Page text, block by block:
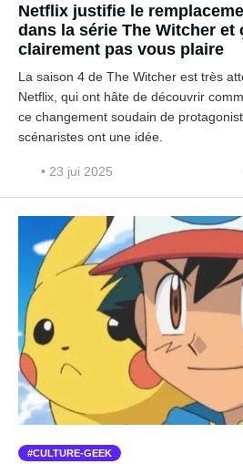
Netflix justifie le
dans la série The Witcher et
clairement pas vous plaire
La saison 4 de The Witcher est très
Netflix, qui ont hâte de découvrir
ce changement soudain de
scénaristes ont une idée.
• 23 jui 2025
CULTURE-GEEK